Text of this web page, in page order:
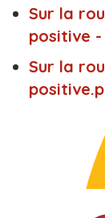
Sur la
positive
Sur la